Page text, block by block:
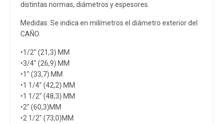
distintas normas, diámetros y espesores.
Medidas: Se indica en milímetros el diámetro exterior del
CAÑO.
•1/2″ (21,3) MM
•3/4″ (26,9) MM
•1″ (33,7) MM
•1 1/4″ (42,2) MM
•1 1/2″ (48,3) MM
•2″ (60,3)MM
•2 1/2″ (73,0)MM